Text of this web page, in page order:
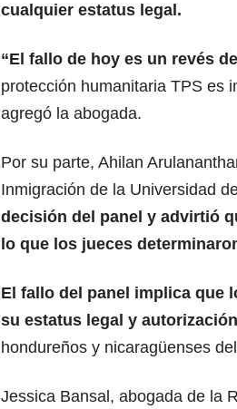
cualquier estatus legal.
“El fallo de hoy es un revés
protección humanitaria TPS es
agregó la abogada.
Por su parte, Ahilan
Inmigración de la Universidad
decisión del panel y advirtió
lo que los jueces
El fallo del panel implica que
su estatus legal y
hondureños y nicaragüenses
Jessica Bansal, abogada de la